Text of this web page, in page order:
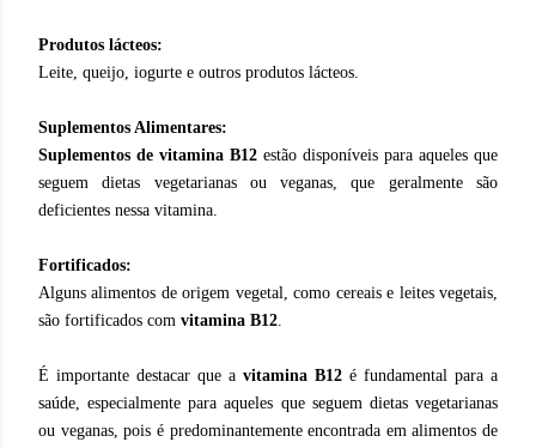
Produtos lácteos:
Leite, queijo, iogurte e outros produtos lácteos.
Suplementos Alimentares:
Suplementos de vitamina B12 estão disponíveis para aqueles que
seguem dietas vegetarianas ou veganas, que geralmente são
deficientes nessa vitamina.
Fortificados:
Alguns alimentos de origem vegetal, como cereais e leites vegetais,
são fortificados com vitamina B12.
É importante destacar que a vitamina B12 é fundamental para a
saúde, especialmente para aqueles que seguem dietas vegetarianas
ou veganas, pois é predominantemente encontrada em alimentos de